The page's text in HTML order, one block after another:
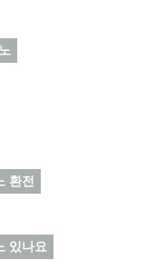
환전
있나요